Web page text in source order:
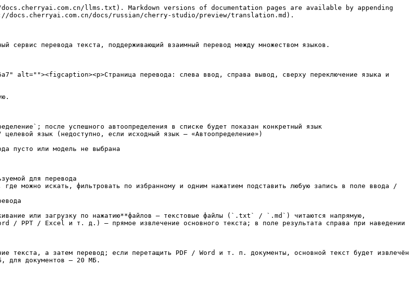
llms.txt). Markdown versions of documentation pages are available by appending
docs/russian/cherry-studio/preview/translation.md).
сервис перевода текста, поддерживающий взаимный перевод между множеством языков.
alt=""><figcaption><p>Страница перевода: слева ввод, справа вывод, сверху переключение языка и
после успешного автоопределения в списке будет показан конкретный язык
язык (недоступно, если исходный язык — «Автоопределение»)
пусто или модель не выбрана
для перевода
можно искать, фильтровать по избранному и одним нажатием подставить любую запись в поле ввода /
или загрузку по нажатию**файлов — текстовые файлы (`.txt` / `.md`) читаются напрямую,
/ PPT / Excel и т. д.) — прямое извлечение основного текста; в поле результата справа при наведении
текста, а затем перевод; если перетащить PDF / Word и т. п. документы, основной текст будет извлечён
для документов — 20 МБ.